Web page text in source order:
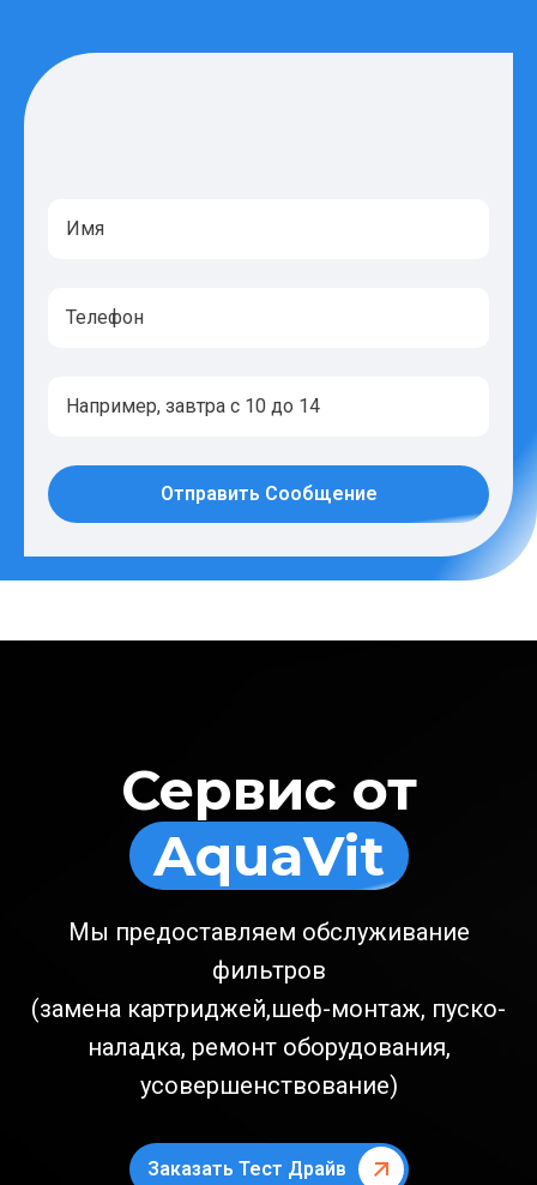
Отправить Сообщение
Сервис от
AquaVit
Мы предоставляем обслуживание
фильтров
(замена картриджей,шеф-монтаж, пуско-
наладка, ремонт оборудования,
усовершенствование)
Заказать Тест Драйв